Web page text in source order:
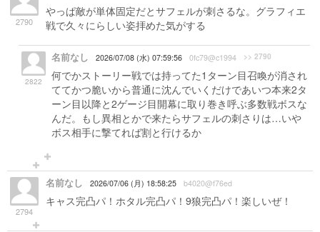
2790
やっぱ敵が単体固定だとサフェルが刺さるな。グラフィエ
戦で久々にらしい姿拝めた気がする
2822
名前なし 2026/07/08 (水) 07:59:56 0fc79@c1994 >> 2790
何でかストーリー戦では持ってた1ターン目召喚が消され
ててかつ脆いから普通に沈んでいくだけであいつ本来2タ
ーン目以降と2ゲージ目開幕に取り巻き呼ぶ多数戦ボスな
んだ。もし異相とかで来たらサフェルの刺さりは…いや
ボス相手に撃てれば割と行けるか
2794
名前なし 2026/07/06 (月) 18:58:25 b4020@f76ed
キャス完凸パ！ホタル完凸パ！9狼完凸パ！楽しいぜ！